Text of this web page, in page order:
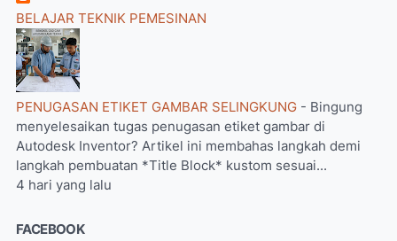
BELAJAR TEKNIK PEMESINAN
PENUGASAN ETIKET GAMBAR SELINGKUNG - Bingung
menyelesaikan tugas penugasan etiket gambar di
Autodesk Inventor? Artikel ini membahas langkah demi
langkah pembuatan *Title Block* kustom sesuai...
4 hari yang lalu
FACEBOOK